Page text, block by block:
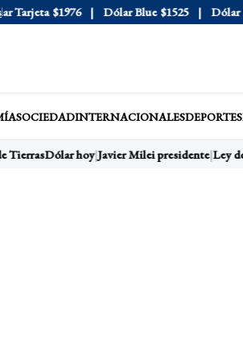
$1976 Dólar Blue $1525 Dólar
SOCIEDADINTERNACIONALESDEPORTES
TierrasDólar hoy Javier Milei presidente Ley